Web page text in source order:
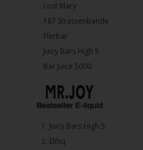
Lost Mary
187 Strassenbande
Flerbar
Juicy Bars High 5
Bar Juice 5000
1.⁠ ⁠Juicy Bars High 5
2.⁠ ⁠⁠Elfliq